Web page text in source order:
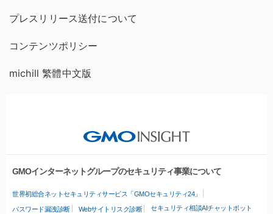
プレスリリース送付について
コンテンツポリシー
michill 繁體中文版
GMOインターネットグループのセキュリティ事業について
世界初総合ネットセキュリティサービス「GMOセキュリティ24」
パスワード漏洩診断 Webサイトリスク診断 セキュリティ相談AIチャットボット